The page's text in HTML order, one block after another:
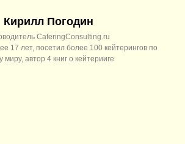
Кирилл Погодин
CateringConsulting.ru
17 лет, посетил более 100 кейтерингов по
миру, автор 4 книг о кейтерииге